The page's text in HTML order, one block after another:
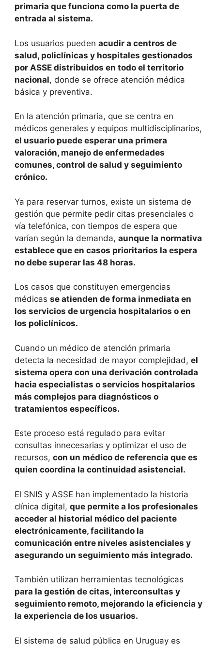
primaria que funciona como la puerta de
entrada al sistema.
Los usuarios pueden acudir a centros de
salud, policlínicas y hospitales gestionados
por ASSE distribuidos en todo el territorio
nacional, donde se ofrece atención médica
básica y preventiva.
En la atención primaria, que se centra en
médicos generales y equipos multidisciplinarios,
el usuario puede esperar una primera
valoración, manejo de enfermedades
comunes, control de salud y seguimiento
crónico.
Ya para reservar turnos, existe un sistema de
gestión que permite pedir citas presenciales o
vía telefónica, con tiempos de espera que
varían según la demanda, aunque la normativa
establece que en casos prioritarios la espera
no debe superar las 48 horas.
Los casos que constituyen emergencias
médicas se atienden de forma inmediata en
los servicios de urgencia hospitalarios o en
los policlínicos.
Cuando un médico de atención primaria
detecta la necesidad de mayor complejidad, el
sistema opera con una derivación controlada
hacia especialistas o servicios hospitalarios
más complejos para diagnósticos o
tratamientos específicos.
Este proceso está regulado para evitar
consultas innecesarias y optimizar el uso de
recursos, con un médico de referencia que es
quien coordina la continuidad asistencial.
El SNIS y ASSE han implementado la historia
clínica digital, que permite a los profesionales
acceder al historial médico del paciente
electrónicamente, facilitando la
comunicación entre niveles asistenciales y
asegurando un seguimiento más integrado.
También utilizan herramientas tecnológicas
para la gestión de citas, interconsultas y
seguimiento remoto, mejorando la eficiencia y
la experiencia de los usuarios.
El sistema de salud pública en Uruguay es